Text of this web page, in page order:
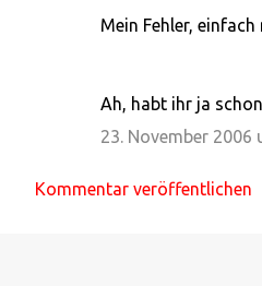
Mein Fehler, einfach
Ah, habt ihr ja
23. November 2006
Kommentar veröffentlichen